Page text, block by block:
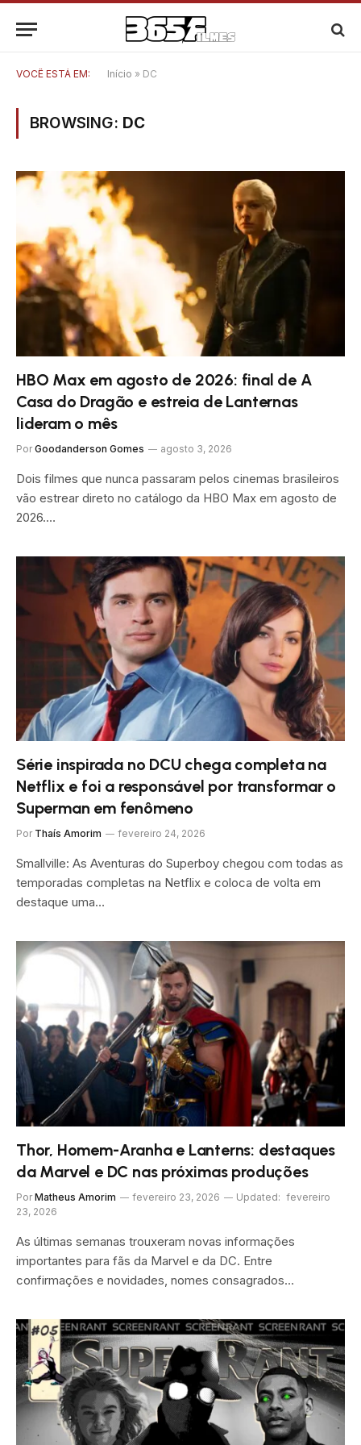
VOCÊ ESTÁ EM: Início » DC
BROWSING: DC
HBO Max em agosto de 2026: final de A
Casa do Dragão e estreia de Lanternas
lideram o mês
Por Goodanderson Gomes agosto 3, 2026
Dois filmes que nunca passaram pelos cinemas brasileiros
vão estrear direto no catálogo da HBO Max em agosto de
2026.…
Série inspirada no DCU chega completa na
Netflix e foi a responsável por transformar o
Superman em fenômeno
Por Thaís Amorim fevereiro 24, 2026
Smallville: As Aventuras do Superboy chegou com todas as
temporadas completas na Netflix e coloca de volta em
destaque uma…
Thor, Homem-Aranha e Lanterns: destaques
da Marvel e DC nas próximas produções
Por Matheus Amorim fevereiro 23, 2026 Updated: fevereiro
23, 2026
As últimas semanas trouxeram novas informações
importantes para fãs da Marvel e da DC. Entre
confirmações e novidades, nomes consagrados…